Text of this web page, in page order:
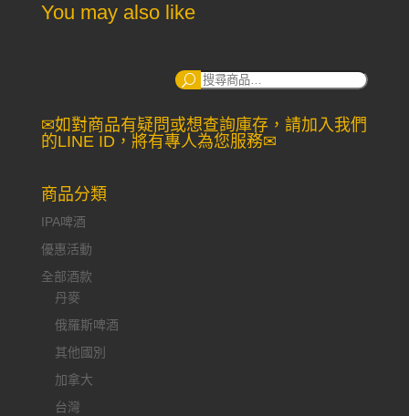
You may also like
搜
✉如對商品有疑問或想查詢庫存，請加入我們
的LINE ID，將有專人為您服務✉
商品分類
IPA啤酒
優惠活動
全部酒款
丹麥
俄羅斯啤酒
其他國別
加拿大
台灣